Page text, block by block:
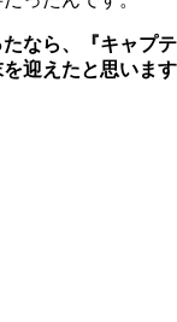
なら、『キャプテ
迎えたと思います